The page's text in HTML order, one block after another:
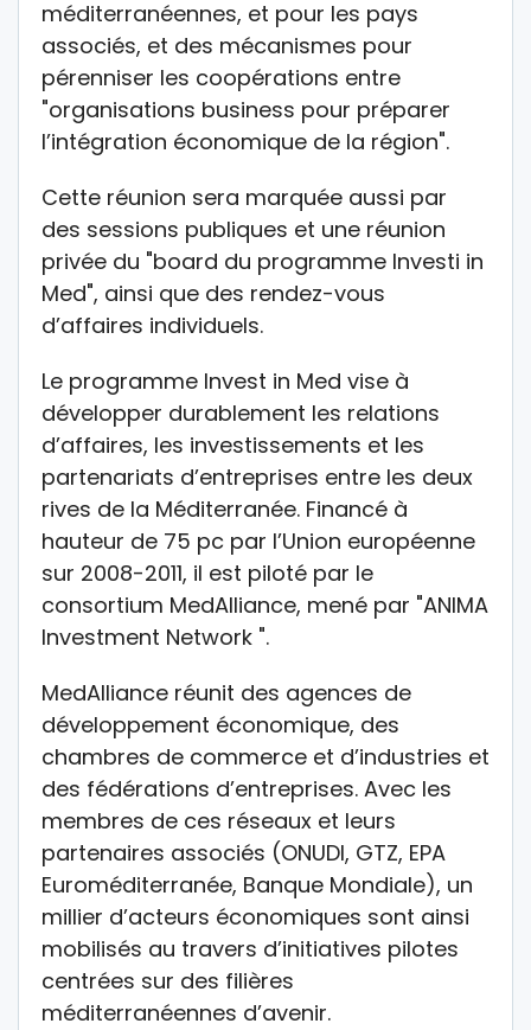
méditerranéennes, et pour les pays
associés, et des mécanismes pour
pérenniser les coopérations entre
"organisations business pour préparer
l’intégration économique de la région".
Cette réunion sera marquée aussi par
des sessions publiques et une réunion
privée du "board du programme Investi in
Med", ainsi que des rendez-vous
d’affaires individuels.
Le programme Invest in Med vise à
développer durablement les relations
d’affaires, les investissements et les
partenariats d’entreprises entre les deux
rives de la Méditerranée. Financé à
hauteur de 75 pc par l’Union européenne
sur 2008-2011, il est piloté par le
consortium MedAlliance, mené par "ANIMA
Investment Network ".
MedAlliance réunit des agences de
développement économique, des
chambres de commerce et d’industries et
des fédérations d’entreprises. Avec les
membres de ces réseaux et leurs
partenaires associés (ONUDI, GTZ, EPA
Euroméditerranée, Banque Mondiale), un
millier d’acteurs économiques sont ainsi
mobilisés au travers d’initiatives pilotes
centrées sur des filières
méditerranéennes d’avenir.